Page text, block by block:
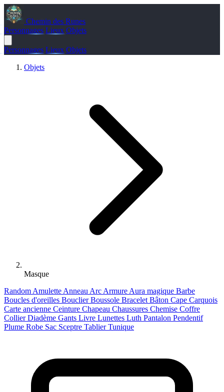
Chemin des Runes
Personnages Lieux Objets
Personnages Lieux Objets
Objets
Masque
Random Amulette Anneau Arc Armure Aura magique Barbe
Boucles d'oreilles BouclierBoussole Bracelet Bâton Cape Carquois
Carte ancienne Ceinture Chapeau Chaussures Chemise Coffre
CollierDiadème Gants Livre Lunettes Luth Pantalon Pendentif
Plume Robe Sac Sceptre TablierTunique